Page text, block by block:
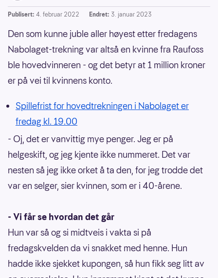
Publisert: 4. februar 2022 Endret: 3. januar 2023
Den som kunne juble aller høyest etter fredagens
Nabolaget-trekning var altså en kvinne fra Raufoss
ble hovedvinneren - og det betyr at 1 million kroner
er på vei til kvinnens konto.
Spillefrist for hovedtrekningen i Nabolaget er
fredag kl. 19.00
- Oj, det er vanvittig mye penger. Jeg er på
helgeskift, og jeg kjente ikke nummeret. Det var
nesten så jeg ikke orket å ta den, for jeg trodde det
var en selger, sier kvinnen, som er i 40-årene.
- Vi får se hvordan det går
Hun var så og si midtveis i vakta si på
fredagskvelden da vi snakket med henne. Hun
hadde ikke sjekket kupongen, så hun fikk seg litt av